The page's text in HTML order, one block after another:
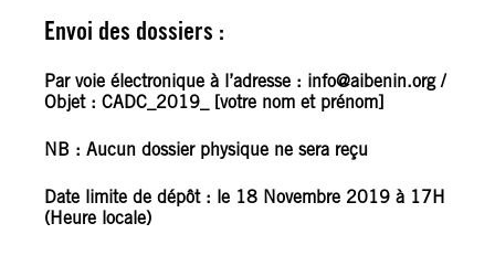
Envoi des dossiers :
Par voie électronique à l’adresse : info@aibenin.org /
Objet : CADC_2019_ [votre nom et prénom]
NB : Aucun dossier physique ne sera reçu
Date limite de dépôt : le 18 Novembre 2019 à 17H
(Heure locale)